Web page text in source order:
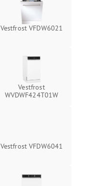
Vestfrost VFDW6021
Vestfrost
WVDWF424T01W
Vestfrost VFDW6041